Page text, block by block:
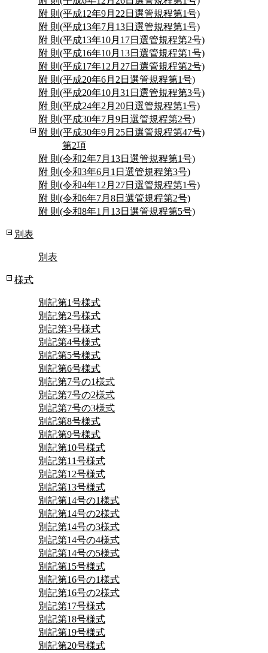
附 則(平成12年9月22日選管規程第1号)
附 則(平成13年7月13日選管規程第1号)
附 則(平成13年10月17日選管規程第2号)
附 則(平成16年10月13日選管規程第1号)
附 則(平成17年12月27日選管規程第2号)
附 則(平成20年6月2日選管規程第1号)
附 則(平成20年10月31日選管規程第3号)
附 則(平成24年2月20日選管規程第1号)
附 則(平成30年7月9日選管規程第2号)
附 則(平成30年9月25日選管規程第47号)
第2項
附 則(令和2年7月13日選管規程第1号)
附 則(令和3年6月1日選管規程第3号)
附 則(令和4年12月27日選管規程第1号)
附 則(令和6年7月8日選管規程第2号)
附 則(令和8年1月13日選管規程第5号)
別表
別表
様式
別記第1号様式
別記第2号様式
別記第3号様式
別記第4号様式
別記第5号様式
別記第6号様式
別記第7号の1様式
別記第7号の2様式
別記第7号の3様式
別記第8号様式
別記第9号様式
別記第10号様式
別記第11号様式
別記第12号様式
別記第13号様式
別記第14号の1様式
別記第14号の2様式
別記第14号の3様式
別記第14号の4様式
別記第14号の5様式
別記第15号様式
別記第16号の1様式
別記第16号の2様式
別記第17号様式
別記第18号様式
別記第19号様式
別記第20号様式